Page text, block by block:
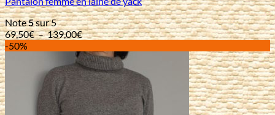
Note5sur 5
69,50€–139,00€Plage
prix :
69,50€
à
139,00€
-50%